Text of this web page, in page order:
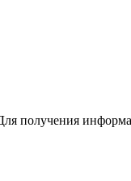
получения